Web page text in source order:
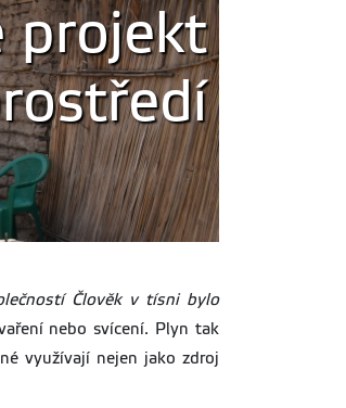
projekt
Člověk v tísni bylo
nebo svícení. Plyn tak
využívají nejen jako zdroj